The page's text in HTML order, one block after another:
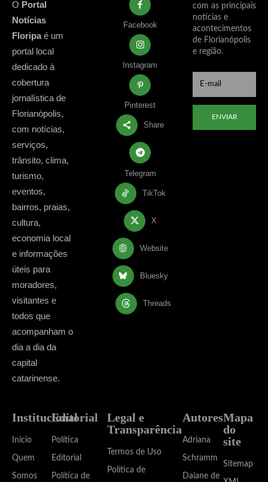
O Portal
Notícias
Floripaé um
portal local
dedicado à
cobertura
jornalística de
Florianópolis,
com notícias,
serviços,
trânsito, clima,
turismo,
eventos,
bairros, praias,
cultura,
economia local
e informações
úteis para
moradores,
visitantes e
todos que
acompanham o
dia a dia da
capital
catarinense.
Facebook
Instagram
Pinterest
Share
Telegram
TikTok
X
Website
Bluesky
Threads
com as principais
notícias e
acontecimentos
de Florianópolis
e região.
ENVIAR
Institucional
Início
Quem
Somos
Editorial
Política
Editorial
Política de
Legal e
Transparência
Termos de Uso
Política de
Autores
Adriana
Schramm
Daiane de
Mapa
do
site
Sitemap